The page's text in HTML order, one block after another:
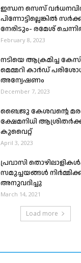
ഇന്ധന സെസ്
പിന്നോട്ടില്ലെങ്കില്‍
നേരിടും- രമേശ്
February 8, 2023
നടിയെ ആക്രമിച്ച
മെമ്മറി കാർഡ്
അന്വേഷണം
December 7, 2023
ബൈജു കേശവന്റെ
ക്ഷേമനിധി
കുവൈറ്റ്
April 3, 2023
പ്രവാസി
സമുച്ചയങ്ങൾ
അനുവദിച്ചു
March 14, 2021
Load more